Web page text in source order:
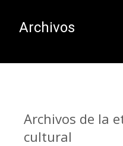
Archivos
Archivos de la
cultural